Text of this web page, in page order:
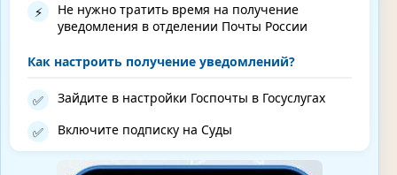
⚡
Не нужно тратить время на получение
уведомления в отделении Почты России
Как настроить получение уведомлений?
✅ Зайдите в настройки Госпочты в Госуслугах
✅ Включите подписку на Суды